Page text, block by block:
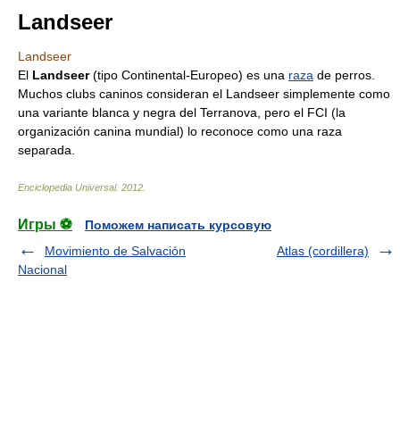
Landseer
Landseer
El Landseer(tipo Continental-Europeo) es una raza de perros.
Muchos clubs caninos consideran el Landseer simplemente como
una variante blanca y negra del Terranova, pero el FCI (la
organización canina mundial) lo reconoce como una raza
separada.
Enciclopedia Universal. 2012
Игры ⚽
Поможем написать курсовую
Movimiento de Salvación
Nacional
Atlas (cordillera)